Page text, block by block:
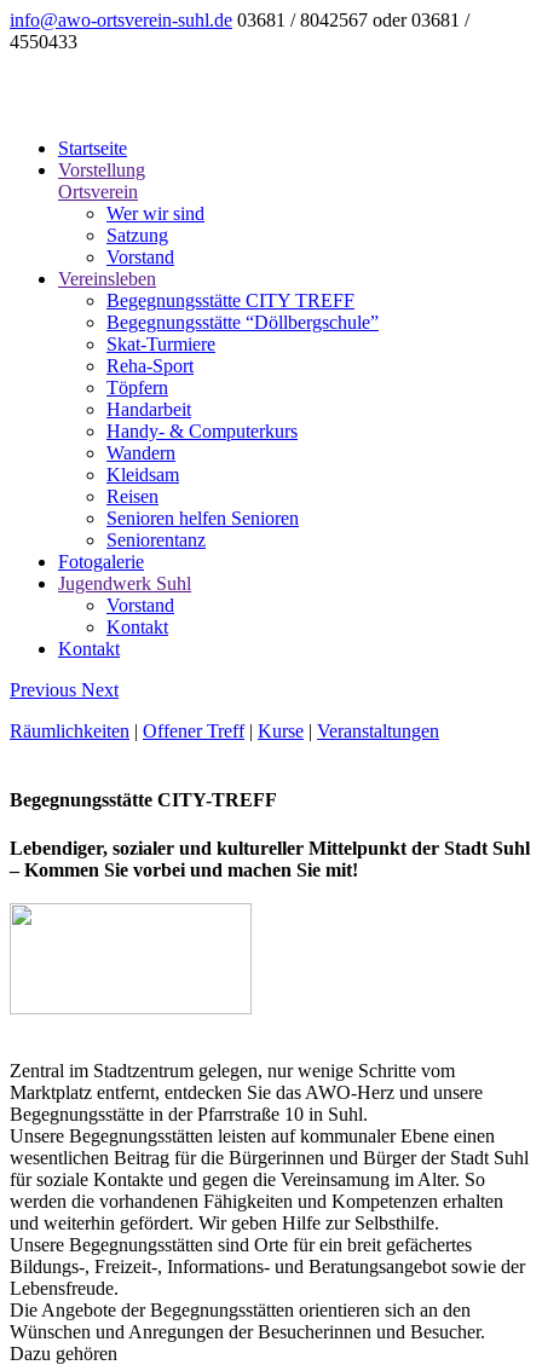
info@awo-ortsverein-suhl.de 03681 / 8042567 oder 03681 /
4550433
Startseite
Vorstellung
Ortsverein
Wer wir sind
Satzung
Vorstand
Vereinsleben
Begegnungsstätte CITY TREFF
Begegnungsstätte “Döllbergschule”
Skat-Turmiere
Reha-Sport
Töpfern
Handarbeit
Handy- & Computerkurs
Wandern
Kleidsam
Reisen
Senioren helfen Senioren
Seniorentanz
Fotogalerie
Jugendwerk Suhl
Vorstand
Kontakt
Kontakt
Previous Next
Räumlichkeiten | Offener Treff| Kurse | Veranstaltungen
Begegnungsstätte CITY-TREFF
Lebendiger, sozialer und kultureller Mittelpunkt der Stadt Suhl
– Kommen Sie vorbei und machen Sie mit!
Zentral im Stadtzentrum gelegen, nur wenige Schritte vom
Marktplatz entfernt, entdecken Sie das AWO-Herz und unsere
Begegnungsstätte in der Pfarrstraße 10 in Suhl.
Unsere Begegnungsstätten leisten auf kommunaler Ebene einen
wesentlichen Beitrag für die Bürgerinnen und Bürger der Stadt Suhl
für soziale Kontakte und gegen die Vereinsamung im Alter. So
werden die vorhandenen Fähigkeiten und Kompetenzen erhalten
und weiterhin gefördert. Wir geben Hilfe zur Selbsthilfe.
Unsere Begegnungsstätten sind Orte für ein breit gefächertes
Bildungs-, Freizeit-, Informations- und Beratungsangebot sowie der
Lebensfreude.
Die Angebote der Begegnungsstätten orientieren sich an den
Wünschen und Anregungen der Besucherinnen und Besucher.
Dazu gehören